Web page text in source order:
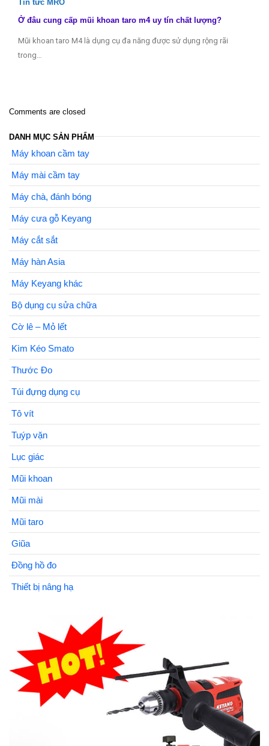
Tin tức MRO
Ở đâu cung cấp mũi khoan taro m4 uy tín chất lượng?
Mũi khoan taro M4 là dụng cụ đa năng được sử dụng rộng rãi
trong…
Comments are closed
DANH MỤC SẢN PHẨM
Máy khoan cầm tay
Máy mài cầm tay
Máy chà, đánh bóng
Máy cưa gỗ Keyang
Máy cắt sắt
Máy hàn Asia
Máy Keyang khác
Bộ dụng cụ sửa chữa
Cờ lê – Mỏ lết
Kìm Kéo Smato
Thước Đo
Túi đựng dụng cụ
Tô vít
Tuýp vặn
Lục giác
Mũi khoan
Mũi mài
Mũi taro
Giũa
Đồng hồ đo
Thiết bị nâng hạ